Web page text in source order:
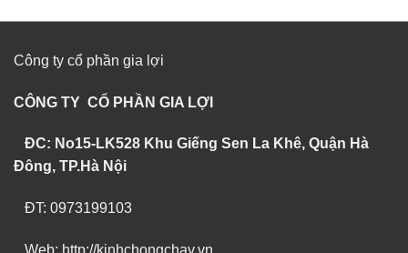
Công ty cổ phần gia lợi
CÔNG TY CỔ PHẦN GIA LỢI
ĐC: No15-LK528 Khu Giếng Sen La Khê, Quận Hà
Đông, TP.Hà Nội
ĐT: 0973199103
Web: http://kinhchongchay.vn